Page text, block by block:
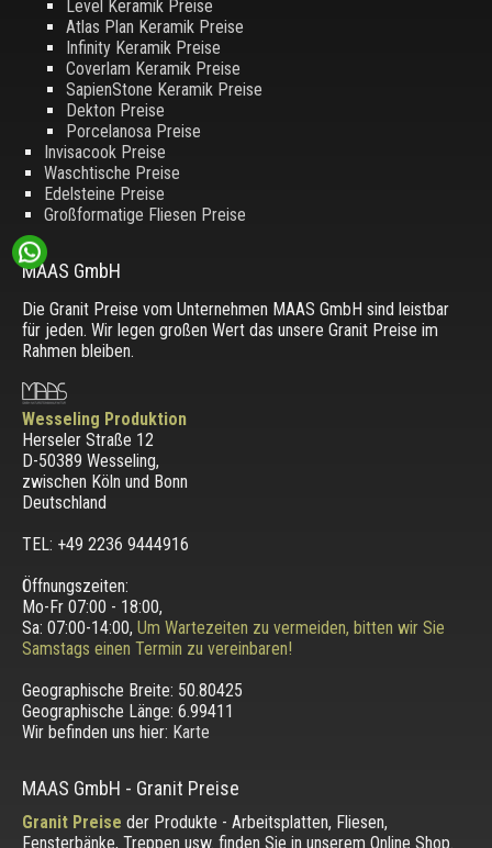
Level Keramik Preise
Atlas Plan Keramik Preise
Infinity Keramik Preise
Coverlam Keramik Preise
SapienStone Keramik Preise
Dekton Preise
Porcelanosa Preise
Invisacook Preise
Waschtische Preise
Edelsteine Preise
Großformatige Fliesen Preise
MAAS GmbH
Die Granit Preise vom Unternehmen MAAS GmbH sind leistbar
für jeden. Wir legen großen Wert das unsere Granit Preise im
Rahmen bleiben.
Wesseling Produktion
Herseler Straße 12
D-50389 Wesseling,
zwischen Köln und Bonn
Deutschland
TEL: +49 2236 9444916
Öffnungszeiten:
Mo-Fr 07:00 - 18:00,
Sa: 07:00-14:00, Um Wartezeiten zu vermeiden, bitten wir Sie
Samstags einen Termin zu vereinbaren!
Geographische Breite: 50.80425
Geographische Länge: 6.99411
Wir befinden uns hier: Karte
MAAS GmbH - Granit Preise
Granit Preise der Produkte - Arbeitsplatten, Fliesen,
Fensterbänke, Treppen usw. finden Sie in unserem Online Shop.